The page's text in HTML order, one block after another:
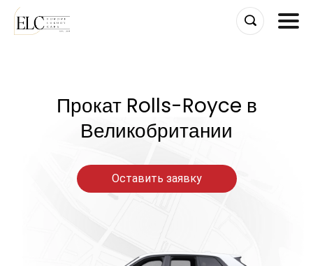
Прокат Rolls-Royce в
Великобритании
Оставить заявку